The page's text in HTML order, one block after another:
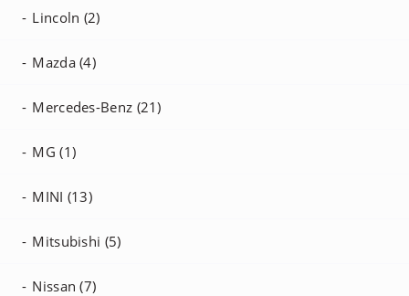
Lincoln (2)
Mazda (4)
Mercedes-Benz (21)
MG (1)
MINI (13)
Mitsubishi (5)
Nissan (7)